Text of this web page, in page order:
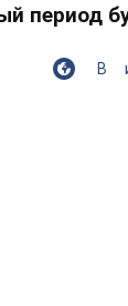
период